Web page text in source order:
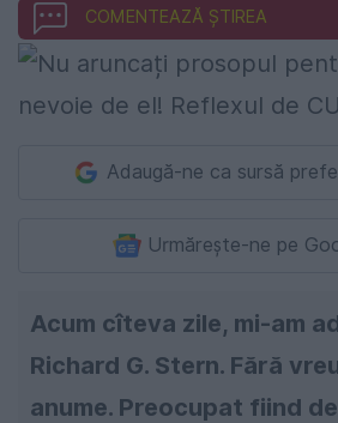
COMENTEAZĂ ȘTIREA
Adaugă-ne ca sursă
Urmărește-ne pe
Acum cîteva zile, mi-am
Richard G. Stern. Fără
anume. Preocupat fiind